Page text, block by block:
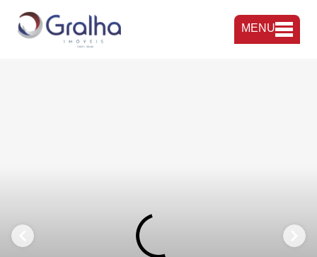
MENU